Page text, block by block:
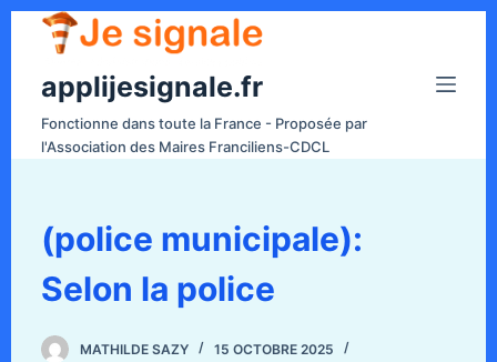
applijesignale.fr
Fonctionne dans toute la France - Proposée par
l'Association des Maires Franciliens-CDCL
(police municipale):
Selon la police
MATHILDE SAZY
15 OCTOBRE 2025